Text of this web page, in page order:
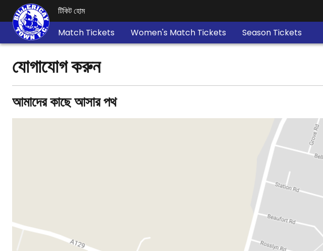
টিকিট হোম
Match Tickets
Women's Match Tickets Season Tickets
যোগাযোগ করুন
আমাদের কাছে আসার পথ